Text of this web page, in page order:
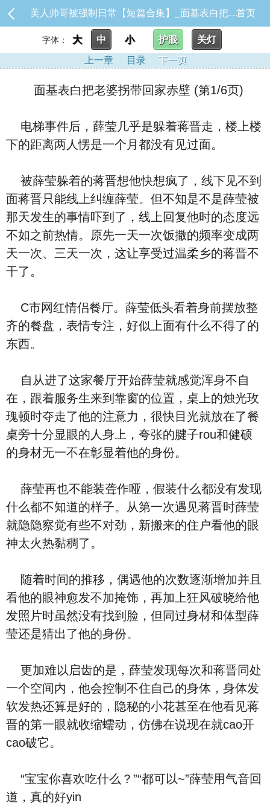
美人帅哥被强制日常【短篇合集】_面基表白把老婆拐带回家赤壁首页
字体： 大 中 小 护眼
关灯
上一章
目录 下一页
面基表白把老婆拐带回家赤壁 (第1/6页)
电梯事件后，薛莹几乎是躲着蒋晋走，楼上楼
下的距离两人愣是一个月都没有见过面。
被薛莹躲着的蒋晋想他快想疯了，线下见不到
面蒋晋只能线上纠缠薛莹。但不知是不是薛莹被
那天发生的事情吓到了，线上回复他时的态度远
不如之前热情。原先一天一次饭撒的频率变成两
天一次、三天一次，这让享受过温柔乡的蒋晋不
干了。
C市网红情侣餐厅。薛莹低头看着身前摆放整
齐的餐盘，表情专注，好似上面有什么不得了的
东西。
自从进了这家餐厅开始薛莹就感觉浑身不自
在，跟着服务生来到靠窗的位置，桌上的烛光玫
瑰顿时夺走了他的注意力，很快目光就放在了餐
桌旁十分显眼的人身上，夸张的腱子rou和健硕
的身材无一不在彰显着他的身份。
薛莹再也不能装聋作哑，假装什么都没有发现
什么都不知道的样子。从第一次遇见蒋晋时薛莹
就隐隐察觉有些不对劲，新搬来的住户看他的眼
神太火热黏稠了。
随着时间的推移，偶遇他的次数逐渐增加并且
看他的眼神愈发不加掩饰，再加上狂风破晓给他
发照片时虽然没有找到脸，但同过身材和体型薛
莹还是猜出了他的身份。
更加难以启齿的是，薛莹发现每次和蒋晋同处
一个空间内，他会控制不住自己的身体，身体发
软发热还算是好的，隐秘的小花甚至在他看见蒋
晋的第一眼就收缩蠕动，仿佛在说现在就cao开
cao破它。
“宝宝你喜欢吃什么？”“都可以~”薛莹用气音回
道，真的好yin